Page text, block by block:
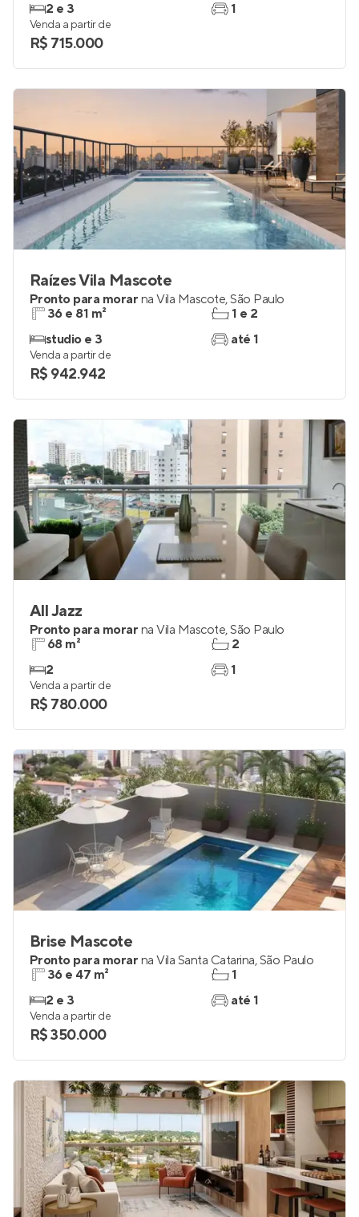
2 e 3
1
Venda a partir de
R$ 715.000
Raízes Vila Mascote
Pronto para morar na Vila Mascote,São Paulo
36 e 81 m²
studio e 3
1 e 2
até 1
Venda a partir de
R$ 942.942
All Jazz
Pronto para morar na Vila Mascote,São Paulo
68 m²
2
2
1
Venda a partir de
R$ 780.000
Brise Mascote
Pronto para morar na Vila Santa Catarina,São Paulo
36 e 47 m²
2 e 3
1
até 1
Venda a partir de
R$ 350.000